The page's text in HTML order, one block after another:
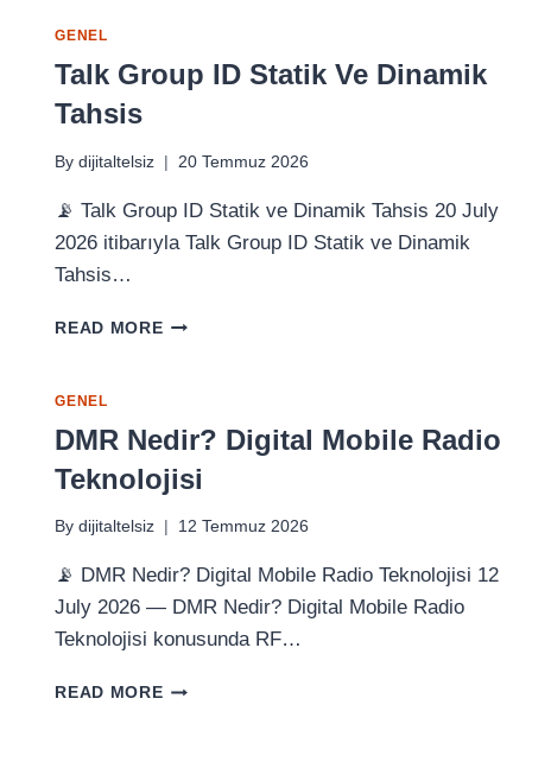
GENEL
Talk Group ID Statik Ve Dinamik
Tahsis
By dijitaltelsiz 20 Temmuz 2026
📡 Talk Group ID Statik ve Dinamik Tahsis 20 July
2026 itibarıyla Talk Group ID Statik ve Dinamik
Tahsis…
READ MORETALK
DINAMIK
TAHSIS
GENEL
DMR Nedir? Digital Mobile Radio
Teknolojisi
By dijitaltelsiz 12 Temmuz 2026
📡 DMR Nedir? Digital Mobile Radio Teknolojisi 12
July 2026 — DMR Nedir? Digital Mobile Radio
Teknolojisi konusunda RF…
READ MOREDMR